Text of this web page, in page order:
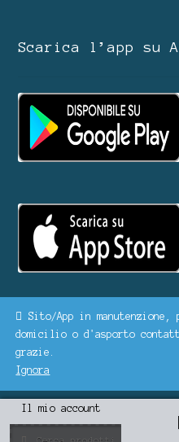
Scarica l’app su
© BARRACUDA 2022
Il mio account
Sito/App in
domicilio o d'asporto
grazie.
Ignora